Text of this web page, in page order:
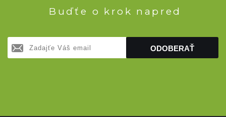
Buďťe o krok napred
ODOBERAŤ